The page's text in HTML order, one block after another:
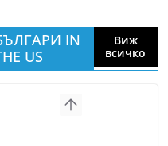
IN
US
Виж
всичко